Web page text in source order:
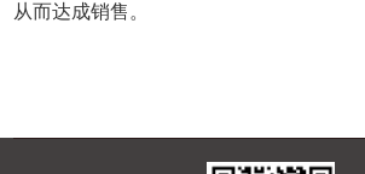
从而达成销售。